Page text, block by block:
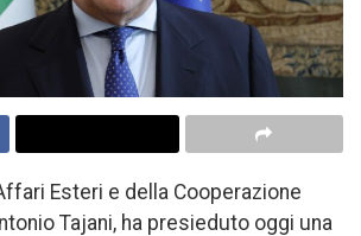
Esteri e della Cooperazione
Tajani, ha presieduto oggi una